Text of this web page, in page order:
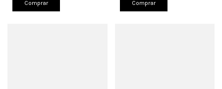
Comprar Comprar